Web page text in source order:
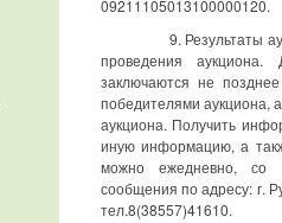
09211105013100000120.
9. Результаты
проведения аукциона.
заключаются не
победителями аукциона,
аукциона. Получить
иную информацию, а
можно ежедневно, со
сообщения по адресу: г.
тел.8(38557)41610.